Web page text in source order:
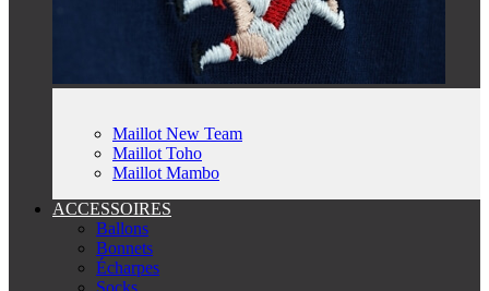
Maillot New Team
Maillot Toho
Maillot Mambo
ACCESSOIRES
Ballons
Bonnets
Écharpes
Socks